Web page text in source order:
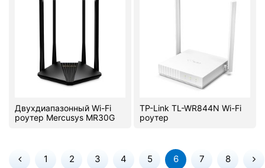
Двухдиапазонный Wi-Fi
роутер Mercusys MR30G
TP-Link TL-WR844N Wi-Fi
роутер
1 2 3 4 5 6 7 8